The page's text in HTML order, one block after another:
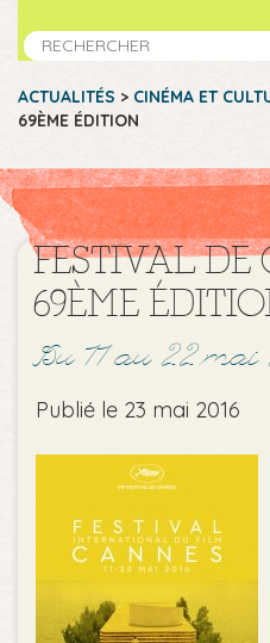
ACTUALITÉS > CINÉMA ET
69ÈME ÉDITION
FESTIVAL DE
69ÈME
Du 11 au 22 mai
Publié le 23 mai 2016